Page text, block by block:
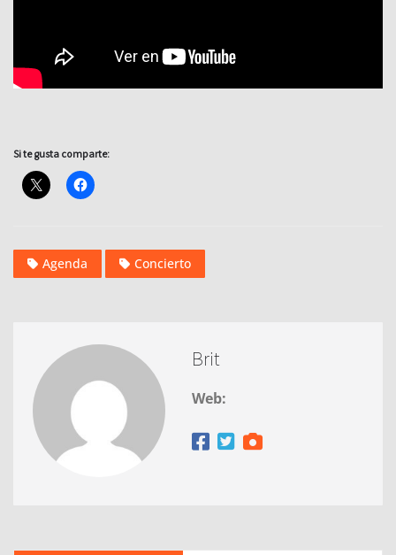
Si te gusta comparte:
Agenda Concierto
Brit
Web: